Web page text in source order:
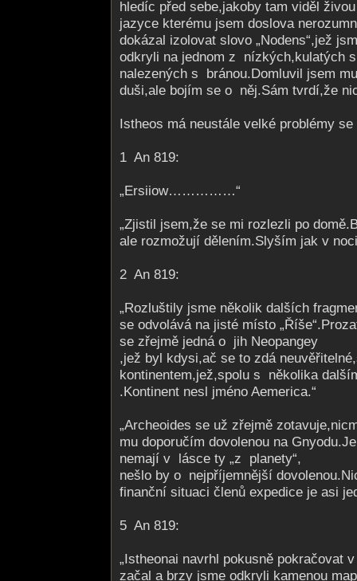
hledíc před sebe,jakoby tam viděl
jazyce kterému jsem doslova
dokázal izolovat slovo „Nodens“,jež
odkryli na jednom z nízkých,kulatých
nalezených s bránou.Domluvil jsem
duši,ale bojím se o něj.Sám tvrdí,že
Istheos má neustále velké problémy se
1 An 819:
„Ersiiow……………“
„Zjistil jsem,že se mi rozlezli po
ale rozmožují dělením.Slyším jak v
2 An 819:
„Rozluštily jsme několik dalších
se odvolává na jisté místo
se zřejmě jedná o jih Neopangey
,jež byl kdysi,ač se to zdá
kontinentem,jež,spo­lu s několika
.Kontinent nesl jméno Aemerica.“
„Archeoides se už zřejmě
mu doporučím dovolenou na
nemají v lásce ty „z planety“,
nešlo by o nejpříjemnější
finanční situaci členů expedice je asi
5 An 819:
„Istheonai navrhl pokusně pokračovat
začal a brzy jsme odkryli kamenou